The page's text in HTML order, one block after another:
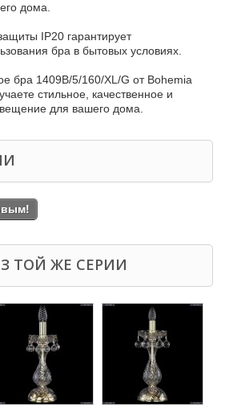
дома.
IP20 гарантирует
бра в бытовых условиях.
бра 1409B/5/160/XL/G от Bohemia
стильное, качественное и
для вашего дома.
ТОЙ ЖЕ СЕРИИ